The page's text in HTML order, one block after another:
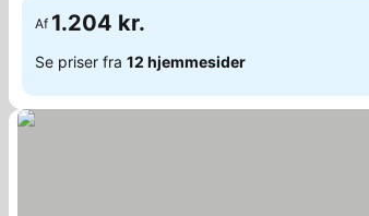
Af 1.204 kr.
Se priser fra 12 hjemmesider